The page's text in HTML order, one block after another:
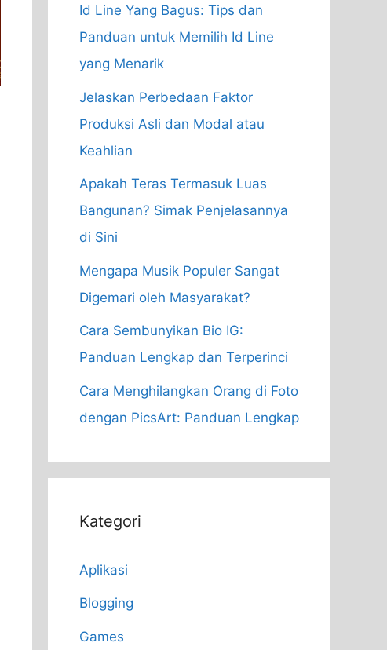
Id Line Yang Bagus: Tips dan
Panduan untuk Memilih Id Line
yang Menarik
Jelaskan Perbedaan Faktor
Produksi Asli dan Modal atau
Keahlian
Apakah Teras Termasuk Luas
Bangunan? Simak Penjelasannya
di Sini
Mengapa Musik Populer Sangat
Digemari oleh Masyarakat?
Cara Sembunyikan Bio IG:
Panduan Lengkap dan Terperinci
Cara Menghilangkan Orang di Foto
dengan PicsArt: Panduan Lengkap
Kategori
Aplikasi
Blogging
Games